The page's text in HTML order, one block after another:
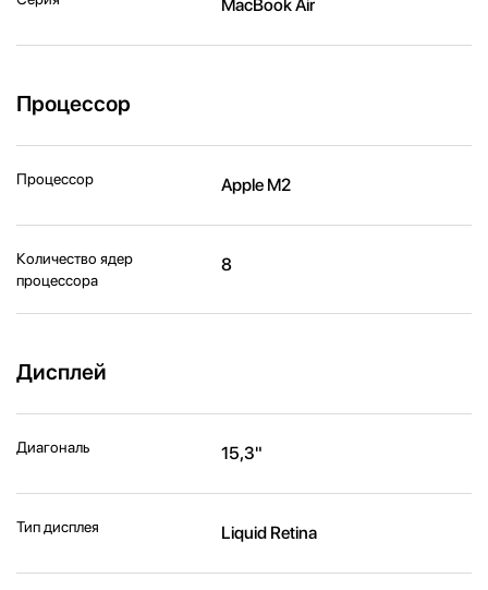
MacBook Air
Процессор
Процессор Apple M2
Количество ядер
процессора
8
Дисплей
Диагональ 15,3"
Тип дисплея Liquid Retina